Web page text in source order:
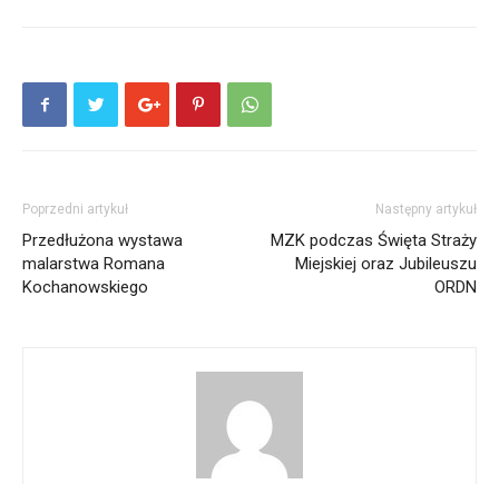
Poprzedni artykuł
Przedłużona wystawa
malarstwa Romana
Kochanowskiego
Następny artykuł
MZK podczas Święta Straży
Miejskiej oraz Jubileuszu
ORDN